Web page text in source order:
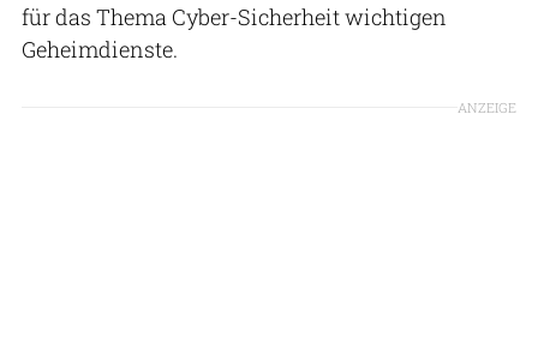
für das Thema Cyber-Sicherheit wichtigen
Geheimdienste.
ANZEIGE